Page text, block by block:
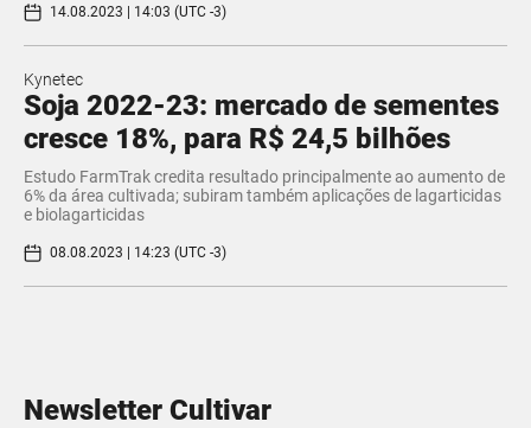
14.08.2023 | 14:03 (UTC -3)
Kynetec
Soja 2022-23: mercado de sementes
cresce 18%, para R$ 24,5 bilhões
Estudo FarmTrak credita resultado principalmente ao aumento de
6% da área cultivada; subiram também aplicações de lagarticidas
e biolagarticidas
08.08.2023 | 14:23 (UTC -3)
Newsletter Cultivar